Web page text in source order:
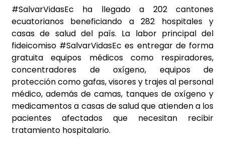
#SalvarVidasEc ha llegado a 202 cantones
ecuatorianos beneficiando a 282 hospitales y
casas de salud del país. La labor principal del
fideicomiso #SalvarVidasEc es entregar de forma
gratuita equipos médicos como respiradores,
concentradores de oxígeno, equipos de
protección como gafas, visores y trajes al personal
médico, además de camas, tanques de oxígeno y
medicamentos a casas de salud que atienden a los
pacientes afectados que necesitan recibir
tratamiento hospitalario.